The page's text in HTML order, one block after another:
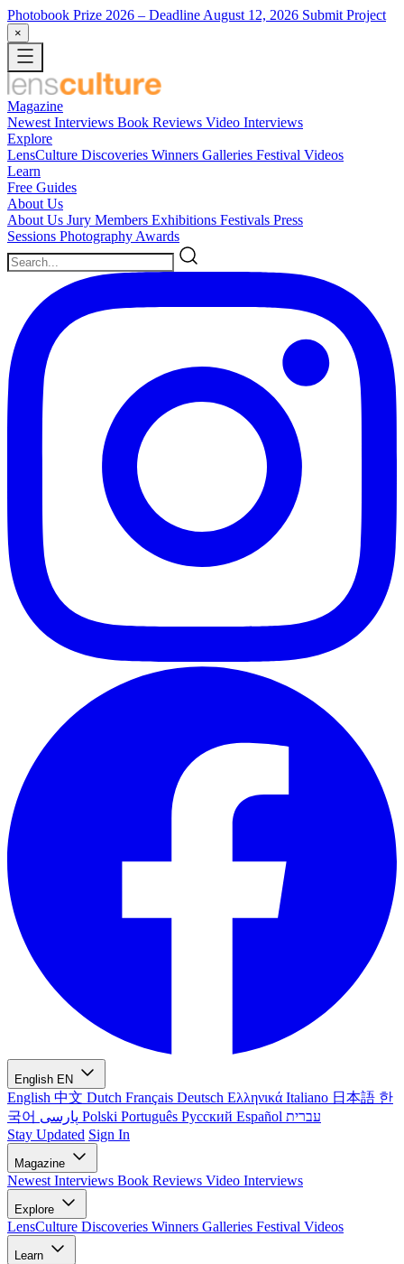
Photobook Prize 2026 – Deadline August 12, 2026 Submit Project
×
Magazine
Newest Interviews Book Reviews Video Interviews
Explore
LensCulture Discoveries Winners Galleries Festival Videos
Learn
Free Guides
About Us
About Us Jury Members Exhibitions Festivals Press
Sessions Photography Awards
English EN
English 中文 Dutch Français Deutsch Ελληνικά Italiano 日本語 한
국어
Polski Português Русский Español עברית
Stay Updated Sign In
Magazine
Newest Interviews Book Reviews Video Interviews
Explore
LensCulture Discoveries Winners Galleries Festival Videos
Learn